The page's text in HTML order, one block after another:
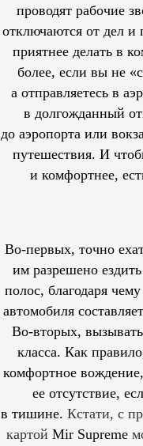
проводят рабочие
отключаются от дел и
приятнее делать в
более, если вы не
а отправляетесь в
в долгожданный
до аэропорта или
путешествия. И
и комфортнее,
Во-первых, точно
им разрешено
полос, благодаря
автомобиля
Во-вторых,
класса. Как
комфортное
ее отсутствие,
в тишине. Кстати, с
картой Mir Supreme